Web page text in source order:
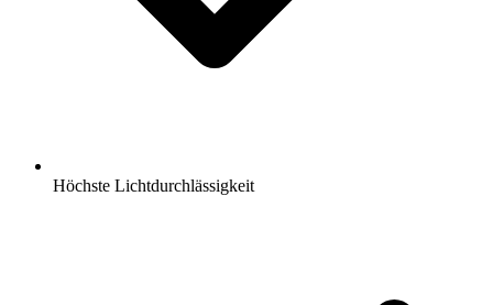
Höchste Lichtdurchlässigkeit